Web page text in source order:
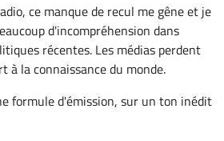
ce manque de recul me gêne et je
d'incompréhension dans
récentes. Les médias perdent
à la connaissance du monde.
formule d'émission, sur un ton inédit